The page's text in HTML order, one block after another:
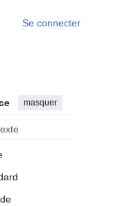
Se connecter
masquer